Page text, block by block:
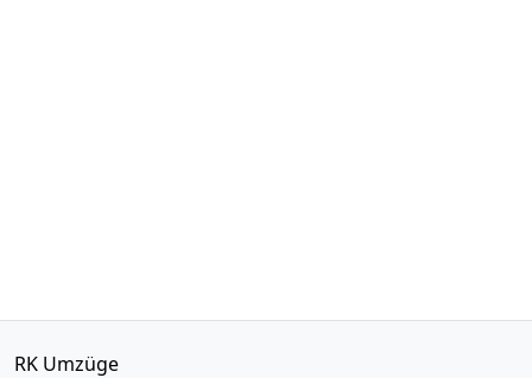
RK Umzüge